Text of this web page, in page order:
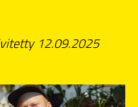
12.09.2025